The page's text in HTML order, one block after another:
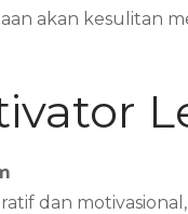
akan kesulitan
dan